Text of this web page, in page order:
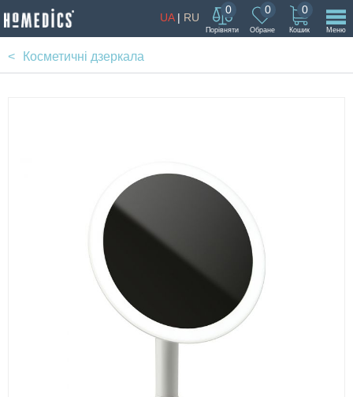
UA| RU
0
Порівняти
0
Обране
0
Кошик Меню
Косметичні дзеркала